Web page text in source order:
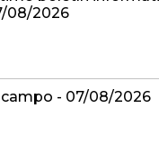
08/2026
campo - 07/08/2026